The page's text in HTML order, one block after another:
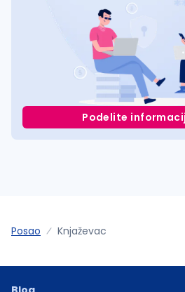
Podelite
Posao Knjaževac